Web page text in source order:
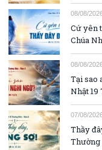
08/08/
Cứ yên
Chúa
08/08/
Tại sao
Nhật 19
07/08/
Thầy
Thường